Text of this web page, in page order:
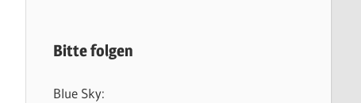
Bitte folgen
Blue Sky: